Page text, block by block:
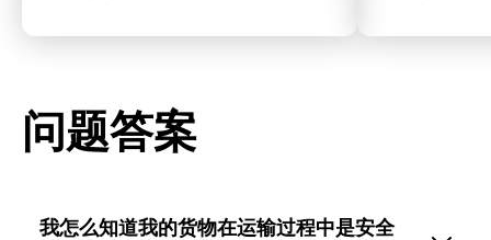
问题答案
我怎么知道我的货物在运输过程中是安全